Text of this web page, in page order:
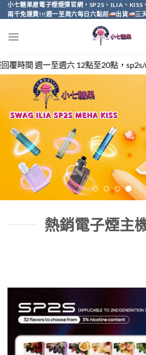
Skip
to
小七糖果屋電子煙煙彈官網，SP2S、ILIA、KISS
兩千免運費!!!週一至周六每日六點前
出貨 三
至20點，sp2s/relx/kiss/ilia/swag各類
熱銷電子煙主